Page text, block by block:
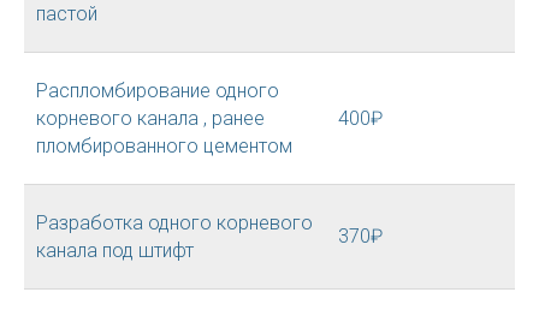
пастой
Распломбирование одного
корневого канала , ранее
пломбированного цементом
400₽
Разработка одного корневого
канала под штифт
370₽